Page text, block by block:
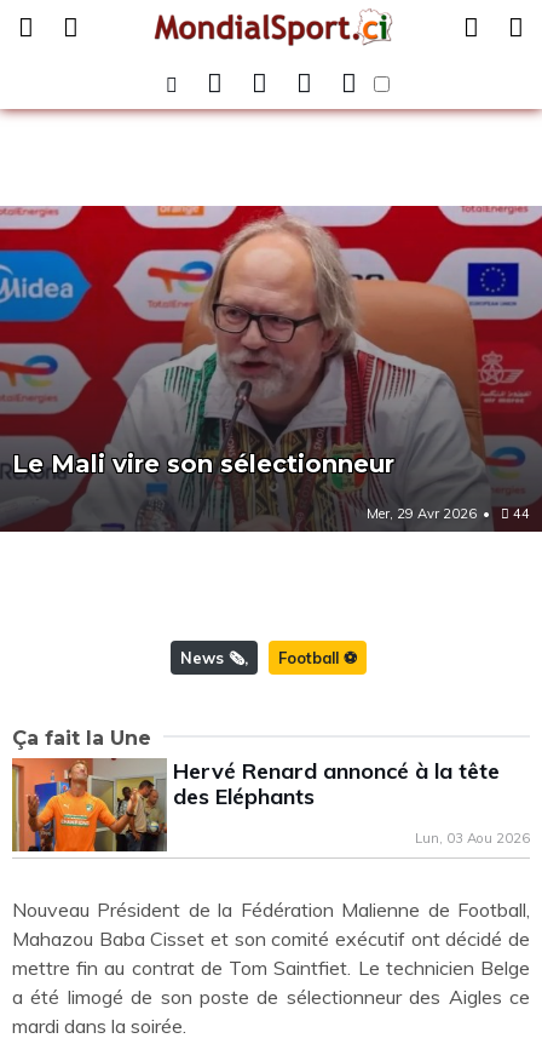
Le Mali vire son sélectionneur
Mer, 29 Avr 2026 44
News 🗞️ Football ⚽️
Ça fait la Une
Hervé Renard annoncé à la tête
des Eléphants
Lun, 03 Aou 2026
Nouveau Président de la Fédération Malienne de Football,
Mahazou Baba Cisset et son comité exécutif ont décidé de
mettre fin au contrat de Tom Saintfiet. Le technicien Belge
a été limogé de son poste de sélectionneur des Aigles ce
mardi dans la soirée.